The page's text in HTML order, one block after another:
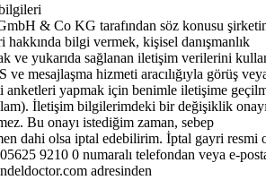
& Co KG tarafından söz konusu
bilgi vermek, kişisel danışmanlık
ve yukarıda sağlanan iletişim verilerini
ve mesajlaşma hizmeti aracılığıyla görüş
anketleri yapmak için benimle iletişime
İletişim bilgilerimdeki bir değişiklik
Bu onayı istediğim zaman, sebep
dahi olsa iptal edebilirim. İptal gayri resmi
9210 0 numaralı telefondan veya e-
adresinden